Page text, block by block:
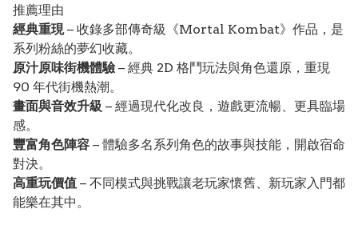
推薦理由
經典重現– 收錄多部傳奇級《Mortal Kombat》作品，是
系列粉絲的夢幻收藏。
原汁原味街機體驗 – 經典 2D 格鬥玩法與角色還原，重現
90 年代街機熱潮。
畫面與音效升級 – 經過現代化改良，遊戲更流暢、更具臨場
感。
豐富角色陣容 – 體驗多名系列角色的故事與技能，開啟宿命
對決。
高重玩價值 – 不同模式與挑戰讓老玩家懷舊、新玩家入門都
能樂在其中。